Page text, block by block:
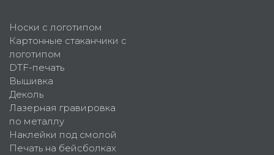
Носки с логотипом
Картонные стаканчики с
логотипом
DTF-печать
Вышивка
Деколь
Лазерная гравировка
по металлу
Наклейки под смолой
Печать на бейсболках